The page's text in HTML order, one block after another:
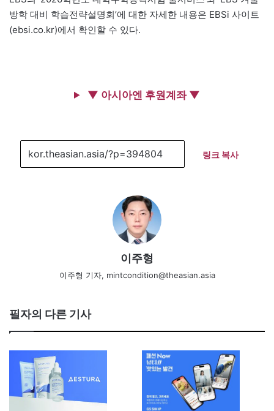
방학 대비 학습전략설명회’에 대한 자세한 내용은 EBSi 사이트
(ebsi.co.kr)에서 확인할 수 있다.
▼ 아시아엔 후원계좌 ▼
링크 복사
이주형
이주형 기자, mintcondition@theasian.asia
필자의 다른 기사